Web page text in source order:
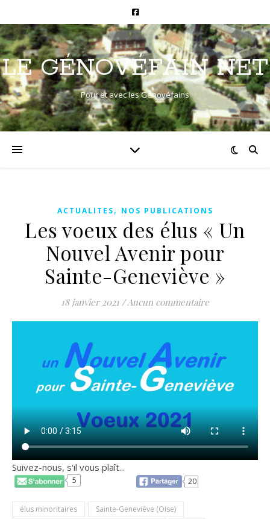
LE GÉNOVÉFAIN NET
Pour et avec les Génovéfains
ACTUALITES, NOS PUBLICATIONS
Les voeux des élus « Un
Nouvel Avenir pour
Sainte-Geneviève »
18 janvier 2021 /Aucun commentaire
Suivez-nous, s'il vous plaît...
5 20
élus minoritaires
Sainte-Geneviève (Oise)